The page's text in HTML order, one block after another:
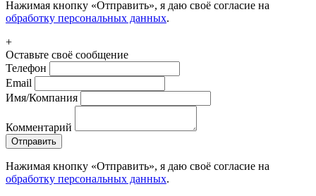
Нажимая кнопку «Отправить», я даю своё согласие на
обработку персональных данных.
+
Оставьте своё сообщение
Телефон
Email
Имя/Компания
Комментарий
Отправить
Нажимая кнопку «Отправить», я даю своё согласие на
обработку персональных данных.